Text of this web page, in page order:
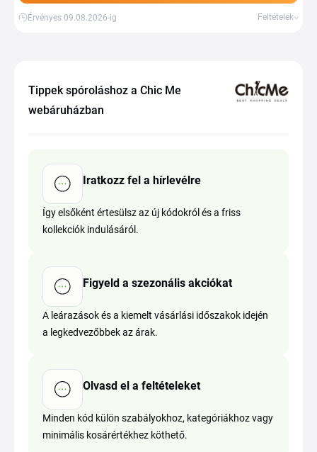
Érvényes 09.08.2026-ig Feltételek
Tippek spóroláshoz a Chic Me
webáruházban
Iratkozz fel a hírlevélre
Így elsőként értesülsz az új kódokról és a friss
kollekciók indulásáról.
Figyeld a szezonális akciókat
A leárazások és a kiemelt vásárlási időszakok idején
a legkedvezőbbek az árak.
Olvasd el a feltételeket
Minden kód külön szabályokhoz, kategóriákhoz vagy
minimális kosárértékhez köthető.